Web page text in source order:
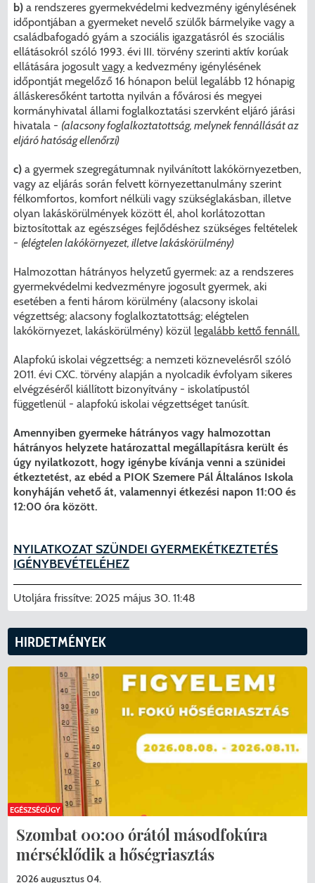
b) a rendszeres gyermekvédelmi kedvezmény igénylésének
időpontjában a gyermeket nevelő szülők bármelyike vagy a
családbafogadó gyám a szociális igazgatásról és szociális
ellátásokról szóló 1993. évi III. törvény szerinti aktív korúak
ellátására jogosultvagy a kedvezmény igénylésének
időpontját megelőző 16 hónapon belül legalább 12 hónapig
álláskeresőként tartotta nyilván a fővárosi és megyei
kormányhivatal állami foglalkoztatási szervként eljáró járási
hivatala - (alacsony foglalkoztatottság, melynek fennállását az
eljáró hatóság ellenőrzi)
c) a gyermek szegregátumnak nyilvánított lakókörnyezetben,
vagy az eljárás során felvett környezettanulmány szerint
félkomfortos, komfort nélküli vagy szükséglakásban, illetve
olyan lakáskörülmények között él, ahol korlátozottan
biztosítottak az egészséges fejlődéshez szükséges feltételek
- (elégtelen lakókörnyezet, illetve lakáskörülmény)
Halmozottan hátrányos helyzetű gyermek: az a rendszeres
gyermekvédelmi kedvezményre jogosult gyermek, aki
esetében a fenti három körülmény (alacsony iskolai
végzettség; alacsony foglalkoztatottság; elégtelen
lakókörnyezet, lakáskörülmény) közül legalább kettő fennáll.
Alapfokú iskolai végzettség: a nemzeti köznevelésről szóló
2011. évi CXC. törvény alapján a nyolcadik évfolyam sikeres
elvégzéséről kiállított bizonyítvány - iskolatípustól
függetlenül - alapfokú iskolai végzettséget tanúsít.
Amennyiben gyermeke hátrányos vagy halmozottan
hátrányos helyzete határozattal megállapításra került és
úgy nyilatkozott, hogy igénybe kívánja venni a szünidei
étkeztetést, az ebéd a PIOK Szemere Pál Általános Iskola
konyháján vehető át, valamennyi étkezési napon 11:00 és
12:00 óra között.
NYILATKOZAT SZÜNDEI GYERMEKÉTKEZTETÉS
IGÉNYBEVÉTELÉHEZ
Utoljára frissítve: 2025 május 30. 11:48
HIRDETMÉNYEK
Szombat 00:00 órától másodfokúra
mérséklődik a hőségriasztás
2026 augusztus 04.
EGÉSZSÉGÜGY